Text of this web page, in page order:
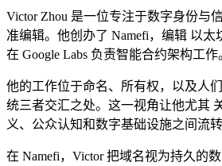
Victor Zhou 是一位专注于数字身份与
准编辑。他创办了 Namefi，编辑 以太
在 Google Labs 负责智能合约架构工作
他的工作位于命名、所有权，以及人
统三者交汇之处。这一视角让他尤其
义、公众认知和数字基础设施之间流转
在 Namefi，Victor 把域名视为持久的